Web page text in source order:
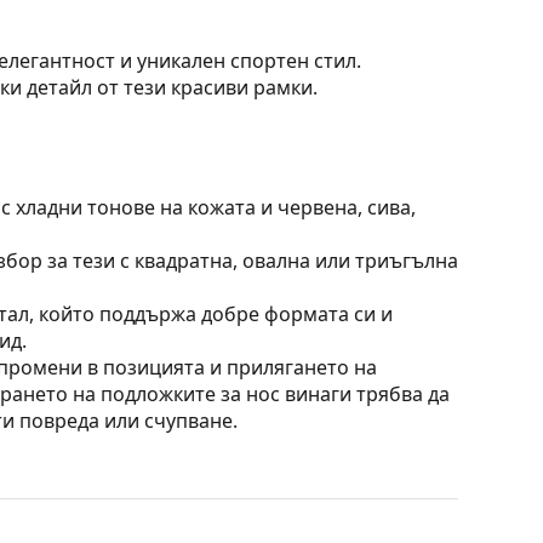
и уникален спортен стил.
детайл от тези красиви рамки.
хладни тонове на кожата и червена, сива,
за тези с квадратна, овална или триъгълна
който поддържа добре формата си и
в позицията и прилягането на
на подложките за нос винаги трябва да
повреда или счупване.
без да влияят на контраста или да